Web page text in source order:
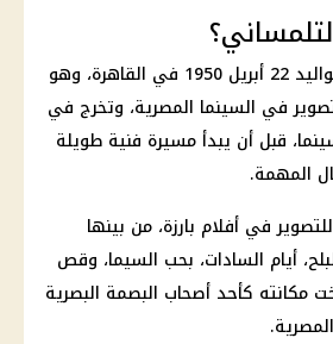
طارق التلمساني من مواليد 22 أبريل 1950 في القاهرة، وهو
في السينما المصرية، وتخرج في
قبل أن يبدأ مسيرة فنية طويلة
المهمة.
في أفلام بارزة، من بينها
أيام السادات، بحب السيما، وقص
مكانته كأحد أصحاب البصمة البصرية